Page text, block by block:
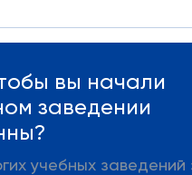
вы начали
заведении
учебных заведений